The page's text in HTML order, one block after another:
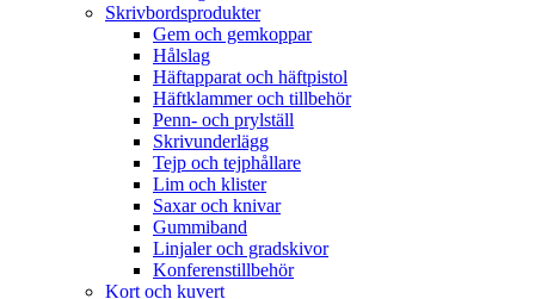
Skrivbordsprodukter
Gem och gemkoppar
Hålslag
Häftapparat och häftpistol
Häftklammer och tillbehör
Penn- och prylställ
Skrivunderlägg
Tejp och tejphållare
Lim och klister
Saxar och knivar
Gummiband
Linjaler och gradskivor
Konferenstillbehör
Kort och kuvert